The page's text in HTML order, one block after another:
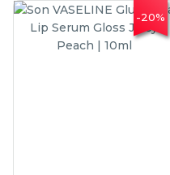
-20%